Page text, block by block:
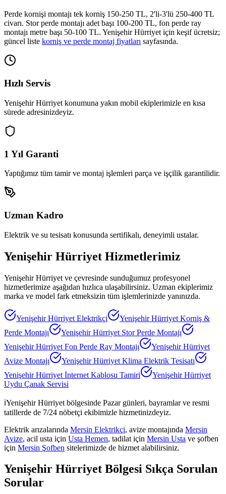
Perde kornişi montajı tek korniş 150-250 TL, 2'li-3'lü 250-400 TL
civarı. Stor perde montajı adet başı 100-200 TL, fon perde ray
montajı metre başı 50-100 TL. Yenişehir Hürriyet için keşif ücretsiz;
güncel liste korniş ve perde montaj fiyatları sayfasında.
Hızlı Servis
Yenişehir Hürriyet konumuna yakın mobil ekiplerimizle en kısa
sürede adresinizdeyiz.
1 Yıl Garanti
Yaptığımız tüm tamir ve montaj işlemleri parça ve işçilik garantilidir.
Uzman Kadro
Elektrik ve su tesisatı konusunda sertifikalı, deneyimli ustalar.
Yenişehir Hürriyet Hizmetlerimiz
Yenişehir Hürriyet ve çevresinde sunduğumuz profesyonel
hizmetlerimize aşağıdan hızlıca ulaşabilirsiniz. Uzman ekiplerimiz
marka ve model fark etmeksizin tüm işlemlerinizde yanınızda.
Yenişehir Hürriyet Elektrikçi Yenişehir Hürriyet Korniş &
Perde Montajı
Yenişehir Hürriyet Stor Perde Montajı
Yenişehir Hürriyet Fon Perde Ray Montajı
Yenişehir Hürriyet
Avize Montajı
Yenişehir Hürriyet Klima Elektrik Tesisatı
Yenişehir Hürriyet İnternet Kablosu Tamiri
Yenişehir Hürriyet
Uydu Çanak Servisi
ℹ️Yenişehir Hürriyet bölgesinde Pazar günleri, bayramlar ve resmi
tatillerde de 7/24 nöbetçi ekibimizle hizmetinizdeyiz.
Elektrik arızalarında Mersin Elektrikçi, avize montajında Mersin
Avize, acil usta için Usta Hemen, tadilat için Mersin Usta ve şofben
için Mersin Şofben sitelerimizde de hizmet alabilirsiniz.
Yenişehir Hürriyet Bölgesi Sıkça Sorulan
Sorular